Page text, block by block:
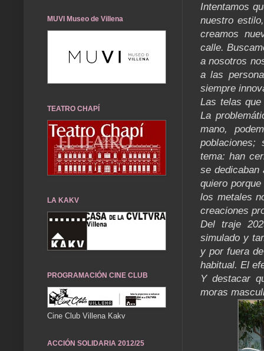
Intentamos
nuestro
creamos
calle.
a nosotros
a las
siempre
Las telas
La
mano,
tema: han
se
quiero
los metales
creaciones
Del traje
simulado y
y por fuera
habitual. El
Y destacar
moras
MUVI Museo de Villena
TEATRO CHAPÍ
LA KAKV
PROGRAMACIÓN CINE CLUB
Cine Club Villena Kakv
ACCIÓN SOLIDARIA 2012/25